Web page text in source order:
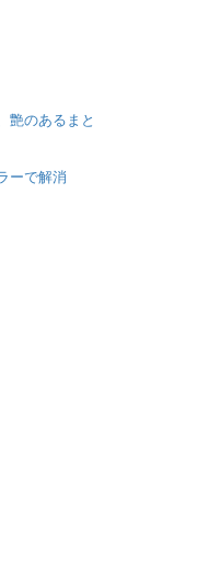
艶のあるまと
ーで解消